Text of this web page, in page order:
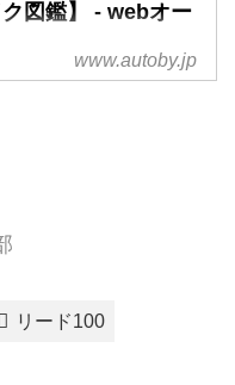
図鑑】 - webオー
www.autoby.jp
リード100